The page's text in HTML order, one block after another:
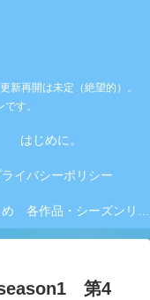
新再開は未定（絶望的）。
す。
はじめに。
ライバシーポリシー
感想まとめ 各作品・シーズンリンク集
第4